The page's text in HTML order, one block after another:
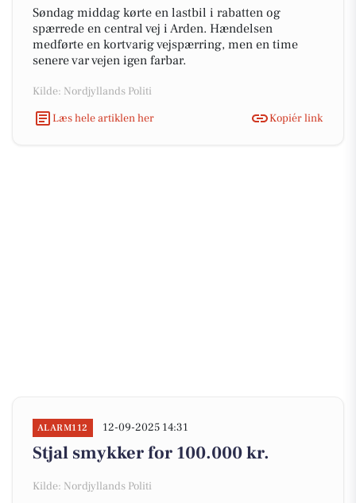
Søndag middag kørte en lastbil i rabatten og
spærrede en central vej i Arden. Hændelsen
medførte en kortvarig vejspærring, men en time
senere var vejen igen farbar.
Kilde: Nordjyllands Politi
Læs hele artiklen her
Kopiér link
ALARM112 12-09-2025 14:31
Stjal smykker for 100.000 kr.
Kilde: Nordjyllands Politi